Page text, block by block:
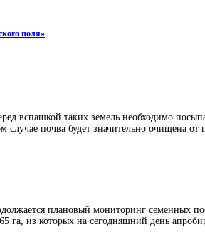
поля»
вспашкой таких земель необходимо
почва будет значительно очищена от
плановый мониторинг семенных
га, из которых на сегодняшний день